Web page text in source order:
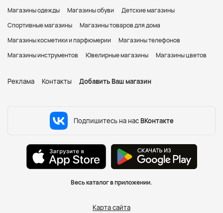
Магазины одежды Магазины обуви
Детские магазины
Спортивные магазины
Магазины товаров для дома
Магазины косметики и парфюмерии
Магазины телефонов
Магазины инструментов
Ювелирные магазины Магазины цветов
Реклама Контакты Добавить Ваш магазин
Подпишитесь на нас ВКонтакте
Весь каталог в приложении.
Карта сайта